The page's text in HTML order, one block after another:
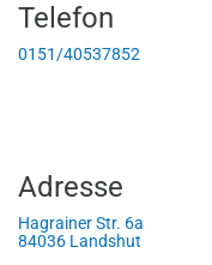
Telefon
0151/40537852
Adresse
Hagrainer Str. 6a
84036 Landshut